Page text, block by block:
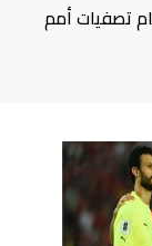
تصفيات أمم